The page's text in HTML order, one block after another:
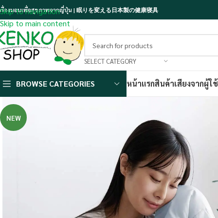
Skip to navigation
Skip to main content
รื่องนอนเพื่อสุขภาพจากญี่ปุ่น | 眠りを変える日本製の健康寝具
SELECT CATEGORY
BROWSE CATEGORIES หน้าแรกสินค้าเสียงจากผู้ใช้
NEW